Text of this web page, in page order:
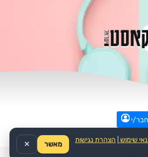
י
שימוש הצהרת נגישות
מאשר ✕